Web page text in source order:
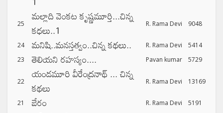
25
మల్లాది వెంకట కృష్ణమూర్తి...చిన్న
కధలు..1
R. Rama Devi 9048
24 మనిషి..మనస్తత్వం..చిన్న కథలు.. R. Rama Devi
5414
23
తెలియని రహస్యం.... Pavan kumar 5729
22
యండమూరి వీరేంద్రనాథ్ ... చిన్న
కథలు
R. Rama Devi 13169
21 బేరం R. Rama Devi
5191